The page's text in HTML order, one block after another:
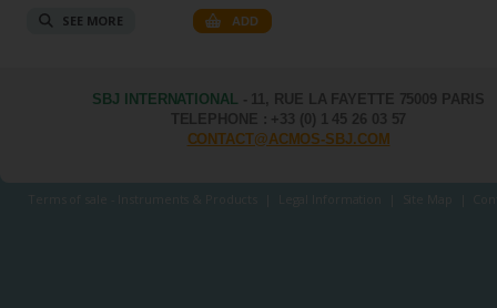
SEE MORE ADD
SBJ INTERNATIONAL
- 11, RUE LA FAYETTE 75009 PARIS
TELEPHONE : +33 (0) 1 45 26 03 57
CONTACT@ACMOS-SBJ.COM